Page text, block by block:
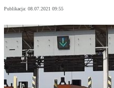
Publikacja: 08.07.2021 09:55